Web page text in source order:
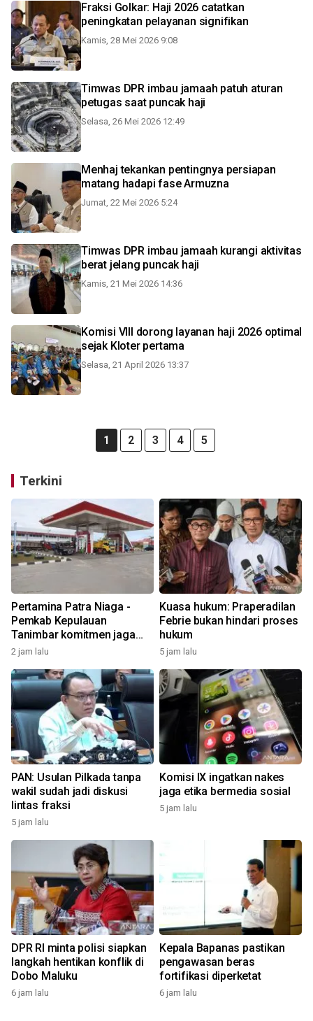
Fraksi Golkar: Haji 2026 catatkan
peningkatan pelayanan signifikan
Kamis, 28 Mei 2026 9:08
Timwas DPR imbau jamaah patuh aturan
petugas saat puncak haji
Selasa, 26 Mei 2026 12:49
Menhaj tekankan pentingnya persiapan
matang hadapi fase Armuzna
Jumat, 22 Mei 2026 5:24
Timwas DPR imbau jamaah kurangi aktivitas
berat jelang puncak haji
Kamis, 21 Mei 2026 14:36
Komisi VIII dorong layanan haji 2026 optimal
sejak Kloter pertama
Selasa, 21 April 2026 13:37
1 2 3 4 5
Terkini
Pertamina Patra Niaga -
Pemkab Kepulauan
Tanimbar komitmen jaga
keandalan suplai BBM di
2 jam lalu
Kuasa hukum: Praperadilan
Febrie bukan hindari proses
hukum
5 jam lalu
PAN: Usulan Pilkada tanpa
wakil sudah jadi diskusi
lintas fraksi
5 jam lalu
Komisi IX ingatkan nakes
jaga etika bermedia sosial
5 jam lalu
DPR RI minta polisi siapkan
langkah hentikan konflik di
Dobo Maluku
6 jam lalu
Kepala Bapanas pastikan
pengawasan beras
fortifikasi diperketat
6 jam lalu